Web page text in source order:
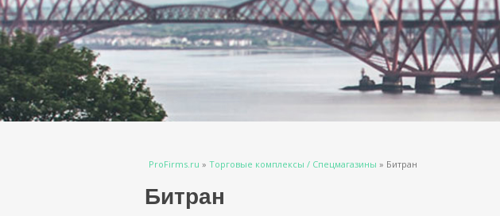
Вы здесь
ProFirms.ru » Торговые комплексы / Спецмагазины » Битран
Битран